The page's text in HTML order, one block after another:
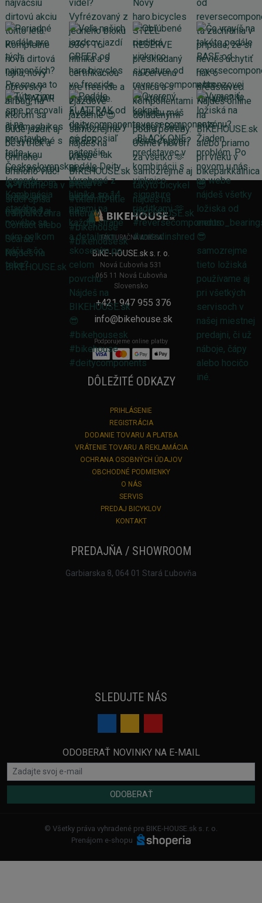
FAKTURAČNÁ ADRESA
BIKE-HOUSE.sk s. r. o.
Nová Ľubovňa 531
065 11 Nová Ľubovňa
Slovensko
+421 947 955 376
info@bikehouse.sk
Podporujeme online platby
DÔLEŽITÉ ODKAZY
PRIHLÁSENIE
REGISTRÁCIA
DODANIE TOVARU A PLATBA
VRÁTENIE TOVARU A REKLAMÁCIA
OCHRANA OSOBNÝCH ÚDAJOV
OBCHODNÉ PODMIENKY
O NÁS
SERVIS
PREDAJ BICYKLOV
KONTAKT
PREDAJŇA / SHOWROOM
Garbiarska 8, 064 01 Stará Ľubovňa
SLEDUJTE NÁS
ODOBERAŤ NOVINKY NA E-MAIL
ODOBERAŤ
© Všetky práva vyhradené pre BIKE-HOUSE.sk s. r. o.
Prenájom e-shopu